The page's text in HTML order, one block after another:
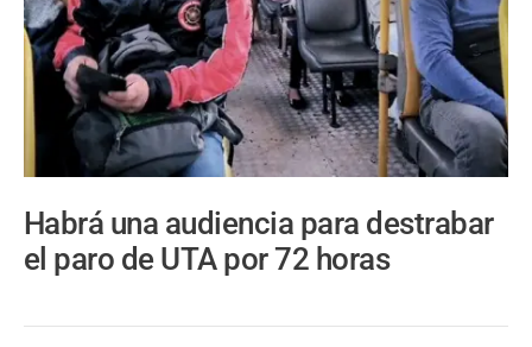
Habrá una audiencia para destrabar
el paro de UTA por 72 horas